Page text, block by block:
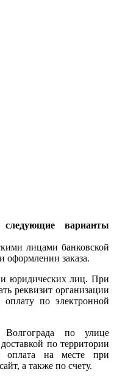
варианты
лицами банковской
оформлении заказа.
и юридических лиц. При
реквизит организации
по электронной
по улице
по территории
оплата на месте при
а также по счету.